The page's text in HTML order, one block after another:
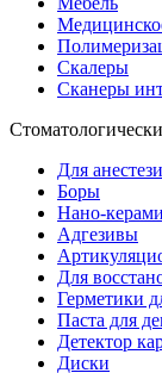
Скалеры
Сканеры
Для
Боры
Нано-
Адгезивы
Для
Герметики
Паста для
Детектор
Диски